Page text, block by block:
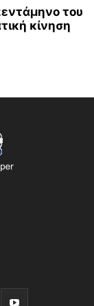
του
κίνηση